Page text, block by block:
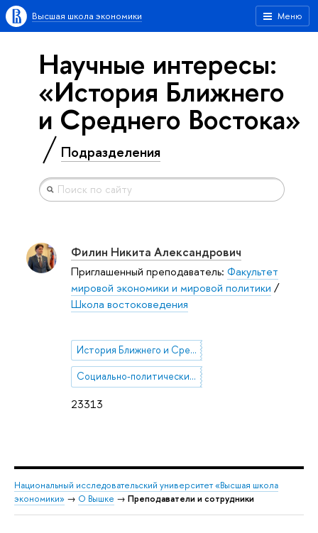
Меню
Высшая школа экономики
Научные интересы:
«История Ближнего
и Среднего Востока»
Подразделения
23313
Филин Никита Александрович
Приглашенный преподаватель: Факультет
мировой экономики и мировой политики /
Школа востоковедения
История Ближнего и Среднего Востока
Социально-политические и культурные процессы в Иране
Национальный исследовательский университет «Высшая школа
экономики» → О Вышке → Преподаватели и сотрудники